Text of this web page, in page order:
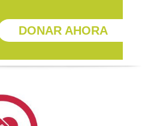
DONAR AHORA